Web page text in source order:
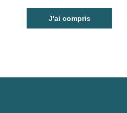
J'ai compris